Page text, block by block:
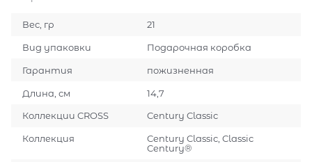
Вес, гр 21
Вид упаковки Подарочная коробка
Гарантия пожизненная
Длина, см 14,7
Коллекции CROSS Century Classic
Коллекция
Century Classic, Classic
Century®